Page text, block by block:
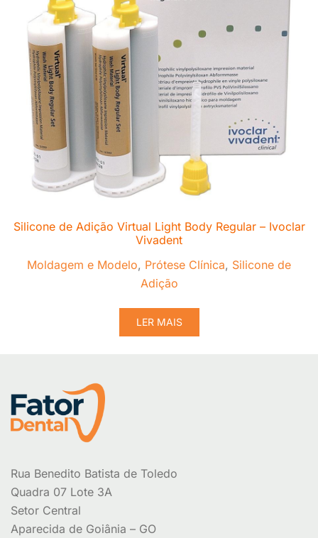
Silicone de Adição Virtual Light Body Regular – Ivoclar
Vivadent
Moldagem e Modelo, Prótese Clínica, Silicone de
Adição
LER MAIS
Rua Benedito Batista de Toledo
Quadra 07 Lote 3A
Setor Central
Aparecida de Goiânia – GO